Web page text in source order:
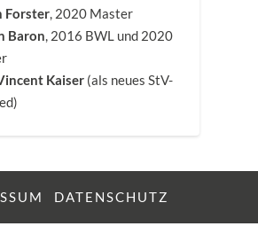
Forster, 2020 Master
Baron, 2016 BWL und 2020
Kaiser (als neues StV-
DATENSCHUTZ